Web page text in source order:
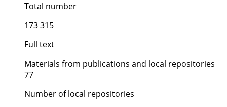
Total number
173 315
Full text
Materials from publications and local repositories
77
Number of local repositories